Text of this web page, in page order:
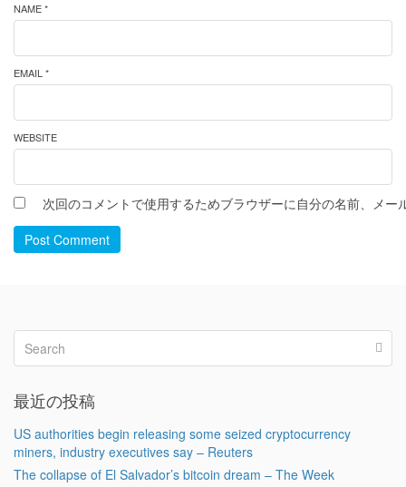
NAME *
EMAIL *
WEBSITE
次回のコメントで使用するためブラウザーに自分の名前、メー
Post Comment
最近の投稿
US authorities begin releasing some seized cryptocurrency
miners, industry executives say – Reuters
The collapse of El Salvador’s bitcoin dream – The Week